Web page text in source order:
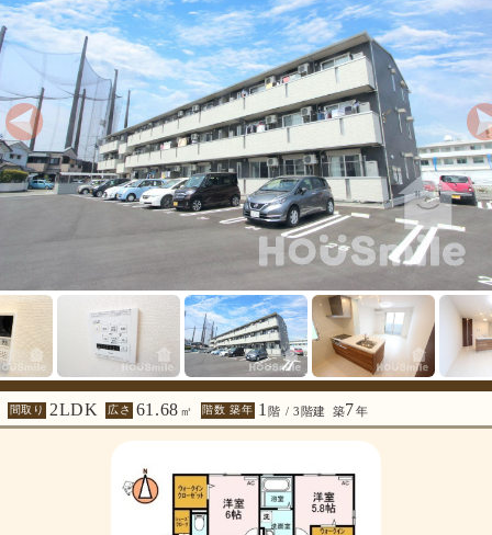
間取り 2LDK 広さ 61.68 ㎡ 階数 築年 1 階 / 3階建 築7年